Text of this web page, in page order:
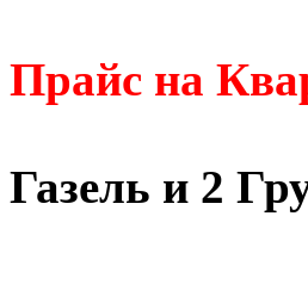
Прайс на
Газель и 2